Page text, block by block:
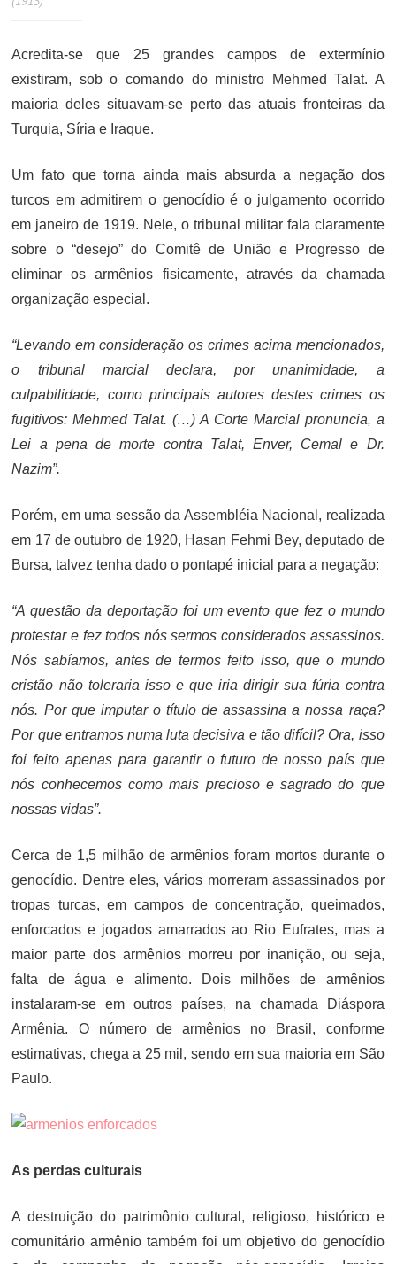
Acredita-se que 25 grandes campos de extermínio
existiram, sob o comando do ministro Mehmed Talat. A
maioria deles situavam-se perto das atuais fronteiras da
Turquia, Síria e Iraque.
Um fato que torna ainda mais absurda a negação dos
turcos em admitirem o genocídio é o julgamento ocorrido
em janeiro de 1919. Nele, o tribunal militar fala claramente
sobre o “desejo” do Comitê de União e Progresso de
eliminar os armênios fisicamente, através da chamada
organização especial.
“Levando em consideração os crimes acima mencionados,
o tribunal marcial declara, por unanimidade, a
culpabilidade, como principais autores destes crimes os
fugitivos: Mehmed Talat. (…) A Corte Marcial pronuncia, a
Lei a pena de morte contra Talat, Enver, Cemal e Dr.
Nazim”.
Porém, em uma sessão da Assembléia Nacional, realizada
em 17 de outubro de 1920, Hasan Fehmi Bey, deputado de
Bursa, talvez tenha dado o pontapé inicial para a negação:
“A questão da deportação foi um evento que fez o mundo
protestar e fez todos nós sermos considerados assassinos.
Nós sabíamos, antes de termos feito isso, que o mundo
cristão não toleraria isso e que iria dirigir sua fúria contra
nós. Por que imputar o título de assassina a nossa raça?
Por que entramos numa luta decisiva e tão difícil? Ora, isso
foi feito apenas para garantir o futuro de nosso país que
nós conhecemos como mais precioso e sagrado do que
nossas vidas”.
Cerca de 1,5 milhão de armênios foram mortos durante o
genocídio. Dentre eles, vários morreram assassinados por
tropas turcas, em campos de concentração, queimados,
enforcados e jogados amarrados ao Rio Eufrates, mas a
maior parte dos armênios morreu por inanição, ou seja,
falta de água e alimento. Dois milhões de armênios
instalaram-se em outros países, na chamada Diáspora
Armênia. O número de armênios no Brasil, conforme
estimativas, chega a 25 mil, sendo em sua maioria em São
Paulo.
As perdas culturais
A destruição do patrimônio cultural, religioso, histórico e
comunitário armênio também foi um objetivo do genocídio